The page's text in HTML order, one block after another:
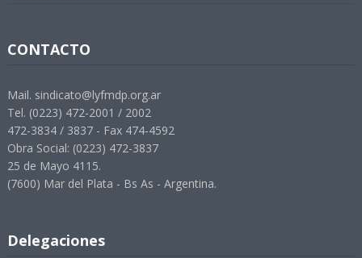
CONTACTO
Mail. sindicato@lyfmdp.org.ar
Tel. (0223) 472-2001 / 2002
472-3834 / 3837 - Fax 474-4592
Obra Social: (0223) 472-3837
25 de Mayo 4115.
(7600) Mar del Plata - Bs As - Argentina.
Delegaciones